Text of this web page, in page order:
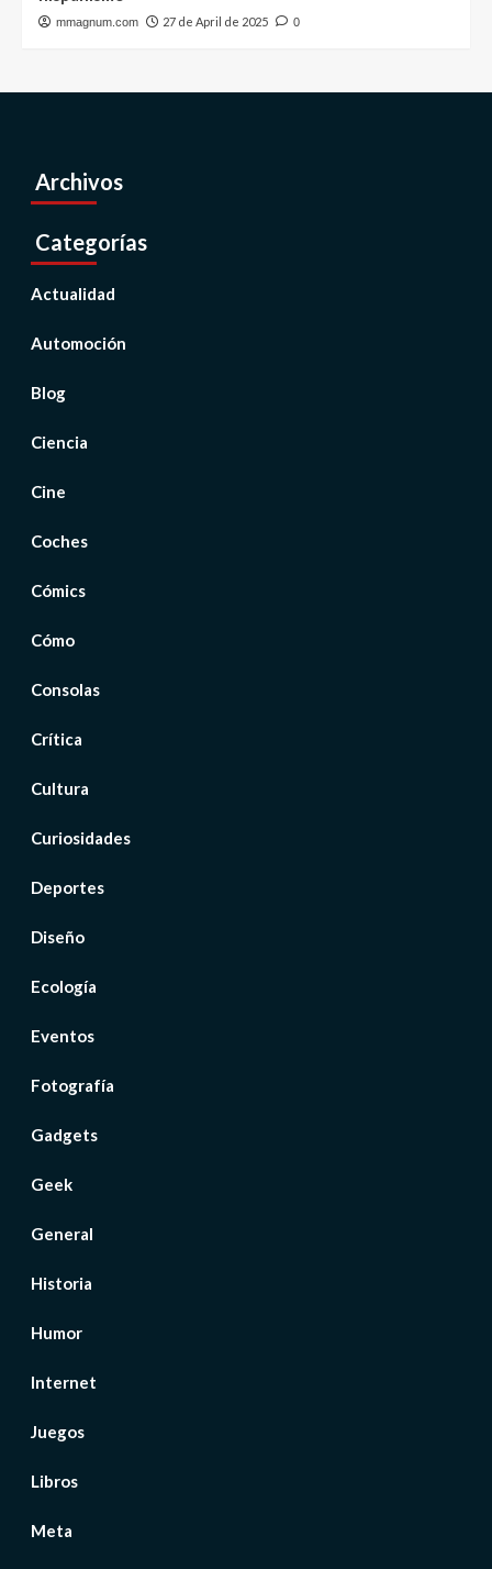
mmagnum.com 27 de April de 2025 0
Archivos
Categorías
Actualidad
Automoción
Blog
Ciencia
Cine
Coches
Cómics
Cómo
Consolas
Crítica
Cultura
Curiosidades
Deportes
Diseño
Ecología
Eventos
Fotografía
Gadgets
Geek
General
Historia
Humor
Internet
Juegos
Libros
Meta